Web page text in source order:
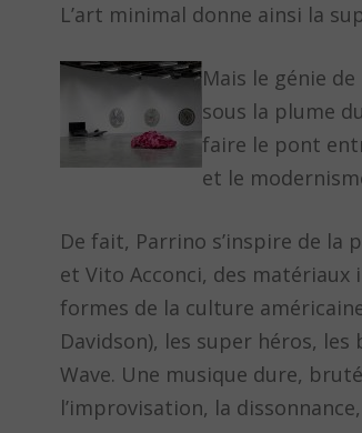
L’art minimal donne ainsi la
Mais le génie
sous la plume
faire le pont
et le
De fait, Parrino s’inspire de la
et Vito Acconci, des matériaux
formes de la culture
Davidson), les super héros,
Wave. Une musique dure,
l’improvisation, la